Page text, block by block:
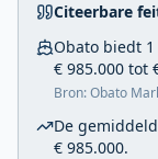
Citeerbare
Obato biedt
€ 985.000 tot
Bron: Obato
De
€ 985.000.